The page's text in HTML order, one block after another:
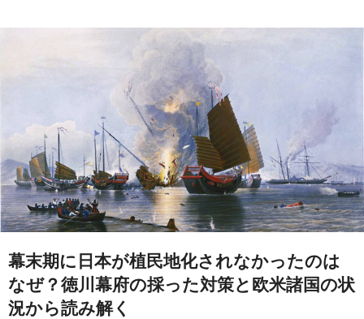
幕末期に日本が植民地化されなかったのは
なぜ？徳川幕府の採った対策と欧米諸国の状
況から読み解く